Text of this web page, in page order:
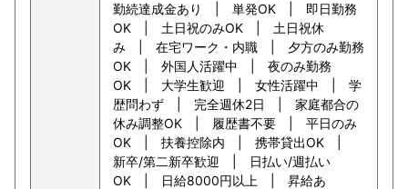
勤続達成金あり | 単発OK | 即日勤務
OK | 土日祝のみOK | 土日祝休
み | 在宅ワーク・内職 | 夕方のみ勤務
OK | 外国人活躍中 | 夜のみ勤務
OK | 大学生歓迎 | 女性活躍中 | 学
歴問わず | 完全週休2日 | 家庭都合の
休み調整OK | 履歴書不要 | 平日のみ
OK | 扶養控除内 | 携帯貸出OK |
新卒/第二新卒歓迎 | 日払い/週払い
OK | 日給8000円以上 | 昇給あ